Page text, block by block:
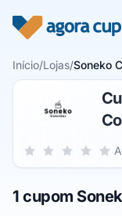
Início/Lojas/Soneko
Sua nota para
5
4
3 estrelas
2 estrelas
1 estrela
1 cupom